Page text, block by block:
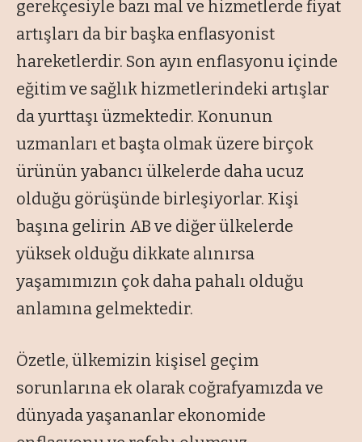
gerekçesiyle bazı mal ve hizmetlerde fiyat
artışları da bir başka enflasyonist
hareketlerdir. Son ayın enflasyonu içinde
eğitim ve sağlık hizmetlerindeki artışlar
da yurttaşı üzmektedir. Konunun
uzmanları et başta olmak üzere birçok
ürünün yabancı ülkelerde daha ucuz
olduğu görüşünde birleşiyorlar. Kişi
başına gelirin AB ve diğer ülkelerde
yüksek olduğu dikkate alınırsa
yaşamımızın çok daha pahalı olduğu
anlamına gelmektedir.
Özetle, ülkemizin kişisel geçim
sorunlarına ek olarak coğrafyamızda ve
dünyada yaşananlar ekonomide